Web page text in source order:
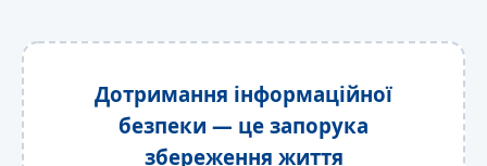
Дотримання інформаційної
безпеки — це запорука
збереження життя